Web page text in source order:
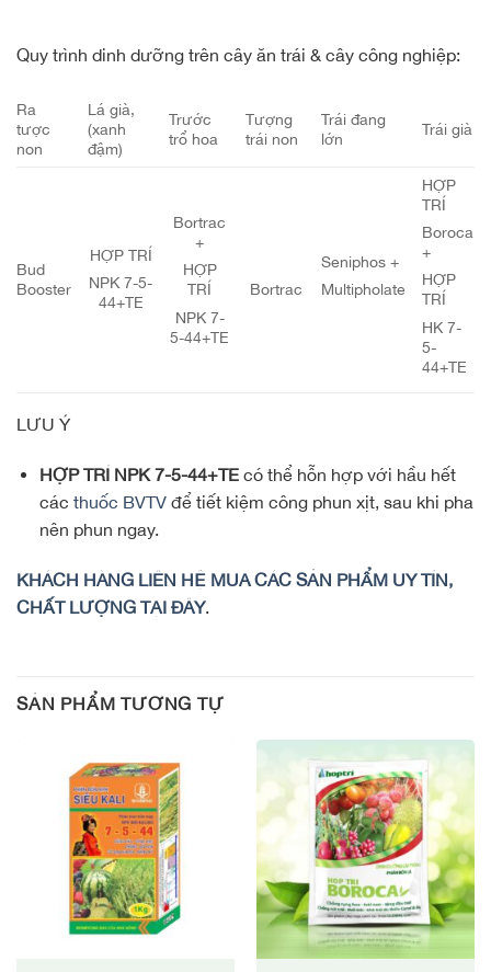
Quy trình dinh dưỡng trên cây ăn trái & cây công nghiệp:
Ra
tược
non
Lá già,
(xanh
đậm)
Trước
trổ hoa
Tượng
trái non
Trái đang
lớn
Trái già
Bud
Booster
HỢP TRÍ
NPK 7-5-
44+TE
Bortrac
+
HỢP
TRÍ
NPK 7-
5-44+TE
Bortrac
Seniphos +
Multipholate
HỢP
TRÍ
Boroca
+
HỢP
TRÍ
HK 7-
5-
44+TE
LƯU Ý
HỢP TRÍ NPK 7-5-44+TEcó thể hỗn hợp với hầu hết
các thuốc BVTVđể tiết kiệm công phun xịt, sau khi pha
nên phun ngay.
KHÁCH HÀNG LIÊN HỆ MUA CÁC SẢN PHẨM UY TÍN,
CHẤT LƯỢNG TẠI ĐÂY.
SẢN PHẨM TƯƠNG TỰ